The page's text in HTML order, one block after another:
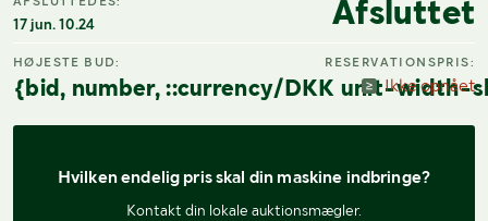
17 jun. 10.24 Afsluttet
HØJESTE BUD:
{bid, number, ::currency/DKK unit-width-
RESERVATIONSPRIS:
Ikke opnået
Hvilken endelig pris skal din maskine indbringe?
Kontakt din lokale auktionsmægler.